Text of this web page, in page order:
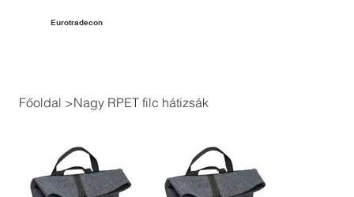
Eurotradecon
Főoldal >Nagy RPET filc hátizsák